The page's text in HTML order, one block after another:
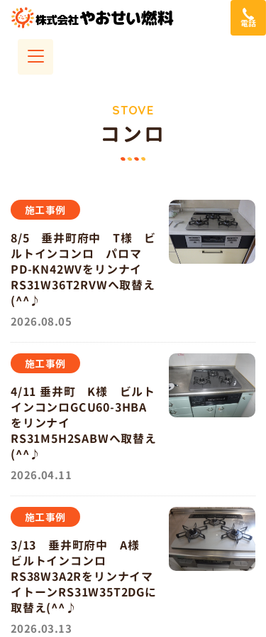
電話
STOVE
コンロ
施工事例
8/5 垂井町府中 T様 ビ
ルトインコンロ パロマ
PD-KN42WVをリンナイ
RS31W36T2RVWへ取替え
(^^♪
2026.08.05
施工事例
4/11 垂井町 K様 ビルト
インコンロGCU60-3HBA
をリンナイ
RS31M5H2SABWへ取替え
(^^♪
2026.04.11
施工事例
3/13 垂井町府中 A様
ビルトインコンロ
RS38W3A2Rをリンナイマ
イトーンRS31W35T2DGに
取替え(^^♪
2026.03.13